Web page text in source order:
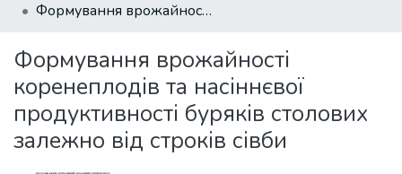
All of DSpace
Statistics
Формування врожайності коренеплодів та насіннєвої продуктивності буряків столових залежно від строків сівби
Формування врожайності
коренеплодів та насіннєвої
продуктивності буряків столових
залежно від строків сівби